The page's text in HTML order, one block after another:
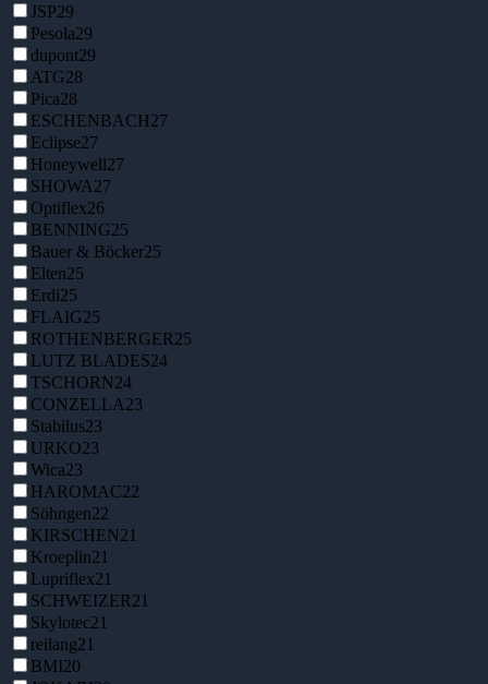
JSP29
Pesola29
dupont29
ATG28
Pica28
ESCHENBACH27
Eclipse27
Honeywell27
SHOWA27
Optiflex26
BENNING25
Bauer & Böcker25
Elten25
Erdi25
FLAIG25
ROTHENBERGER25
LUTZ BLADES24
TSCHORN24
CONZELLA23
Stabilus23
URKO23
Wica23
HAROMAC22
Söhngen22
KIRSCHEN21
Kroeplin21
Lupriflex21
SCHWEIZER21
Skylotec21
reilang21
BMI20